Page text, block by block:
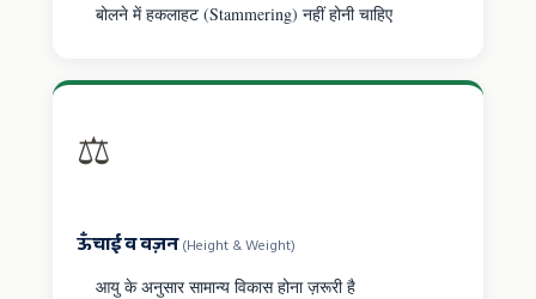
बोलने में हकलाहट (Stammering) नहीं होनी चाहिए
⚖️
ऊँचाई व वज़न(Height & Weight)
आयु के अनुसार सामान्य विकास होना ज़रूरी है